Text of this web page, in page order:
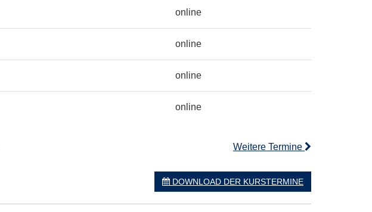
online
online
online
online
Weitere Termine
DOWNLOAD DER KURSTERMINE